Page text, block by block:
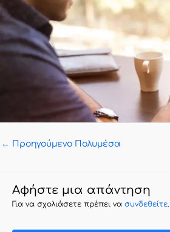
← Προηγούμενο Πολυμέσα
Αφήστε μια απάντηση
Για να σχολιάσετε πρέπει να συνδεθείτε.